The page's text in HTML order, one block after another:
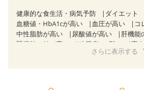
健康的な食生活・病気予防
ダイエット
血糖値・HbA1cが高い
血圧が高い
コ
中性脂肪が高い
尿酸値が高い
肝機能
腎機能の値が高い
糖尿病（2型） 高
狭心症 心筋梗塞
さらに表示する